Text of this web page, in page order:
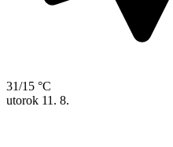
31/15 °C
utorok 11. 8.